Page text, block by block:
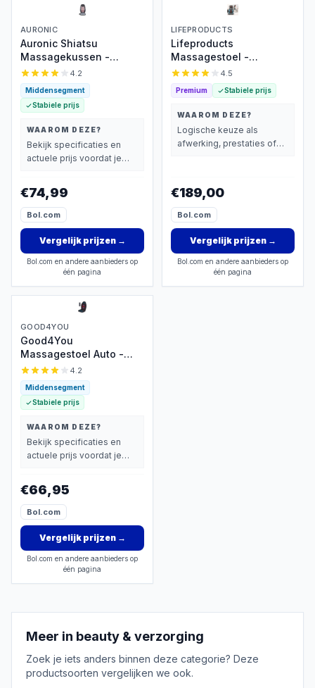
AURONIC
Auronic Shiatsu
Massagekussen -
Massagestoel -
Massage Rug - Infrarood
- Massage apparaat -
Massage Stoel - Zwart
4.2
Middensegment
Stabiele prijs
WAAROM DEZE?
Bekijk specificaties en
actuele prijs voordat je
€74,99
Bol.com
Vergelijk prijzen→
Bol.com en andere aanbieders op
één pagina
LIFEPRODUCTS
Lifeproducts
Massagestoel -
Rugmassage Apparaat -
Shiatsu Rug
Massagekussen -
Massage Apparaat voor
Stoel met Infrarood
Verwarming
4.5
Premium Stabiele prijs
WAAROM DEZE?
Logische keuze als
afwerking, prestaties of
€189,00
Bol.com
Vergelijk prijzen→
Bol.com en andere aanbieders op
één pagina
GOOD4YOU
Good4You
Massagestoel Auto -
Massagekussen -
Massage apparaat - Rug
- Infrarood -
Verwarmingsfunctie -
4.2
Middensegment
Stabiele prijs
WAAROM DEZE?
Bekijk specificaties en
actuele prijs voordat je
€66,95
Bol.com
Vergelijk prijzen→
Bol.com en andere aanbieders op
één pagina
Meer in beauty & verzorging
Zoek je iets anders binnen deze categorie? Deze
productsoorten vergelijken we ook.